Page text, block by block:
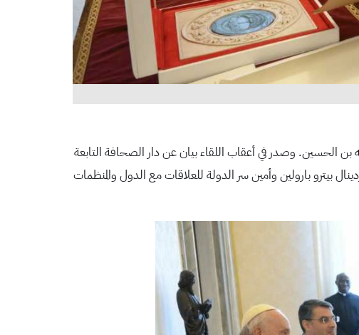
الحسين. وصدر في أعقاب اللقاء بيان عن دار الصحافة التابعة
بيترو بارولين وأمين سر الدولة للعلاقات مع الدول والمنظمات